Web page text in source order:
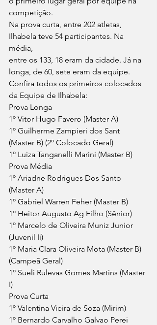
competição.
Na prova curta, entre 202 atletas,
Ilhabela teve 54 participantes. Na
média,
entre os 133, 18 eram da cidade. Já na
longa, de 60, sete eram da equipe.
Confira todos os primeiros colocados
da Equipe de Ilhabela:
Prova Longa
1º Vitor Hugo Favero (Master A)
1º Guilherme Zampieri dos Sant
(Master B) (2º Colocado Geral)
1º Luiza Tanganelli Marini (Master B)
Prova Média
1º Ariadne Rodrigues Dos Santo
(Master A)
1º Gabriel Warren Feher (Master B)
1º Heitor Augusto Ag Filho (Sênior)
1º Marcelo de Oliveira Muniz Junior
(Juvenil Ii)
1º Maria Clara Oliveira Mota (Master B)
(Campeã Geral)
1º Sueli Rulevas Gomes Martins (Master
I)
Prova Curta
1º Valentina Vieira de Soza (Mirim)
1º Bernardo Carvalho Galvao Perei